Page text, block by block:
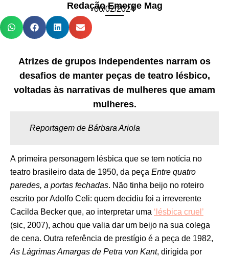
Redação Emerge Mag
06/02/2024
Atrizes de grupos independentes narram os
desafios de manter peças de teatro lésbico,
voltadas às narrativas de mulheres que amam
mulheres.
Reportagem de Bárbara Ariola
A primeira personagem lésbica que se tem notícia no
teatro brasileiro data de 1950, da peça Entre quatro
paredes, a portas fechadas. Não tinha beijo no roteiro
escrito por Adolfo Celi: quem decidiu foi a irreverente
Cacilda Becker que, ao interpretar uma ‘lésbica cruel’
(sic, 2007), achou que valia dar um beijo na sua colega
de cena. Outra referência de prestígio é a peça de 1982,
As Lágrimas Amargas de Petra von Kant, dirigida por